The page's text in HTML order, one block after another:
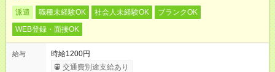
派遣 職種未経験OK 社会人未経験OK
ブランクOK
WEB登録・面接OK
給与
時給1200円
交通費別途支給あり